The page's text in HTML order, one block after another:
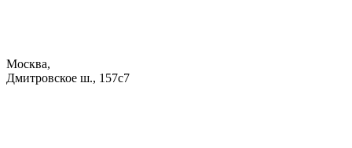
Москва,
Дмитровское ш., 157с7